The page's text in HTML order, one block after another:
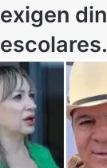
exigen
escolares.